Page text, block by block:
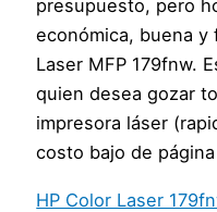
presupuesto, pero
económica, buena y
Laser MFP 179fnw.
quien desea gozar
impresora láser
costo bajo de página
HP Color Laser